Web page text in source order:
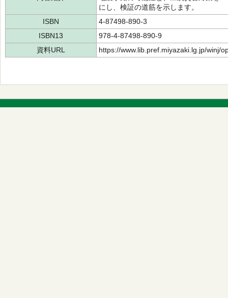
にし、検証の道筋を示します。
ISBN
4-87498-890-3
ISBN13
978-4-87498-890-9
資料URL
https://www.lib.pref.miyazaki.lg.jp/winj/